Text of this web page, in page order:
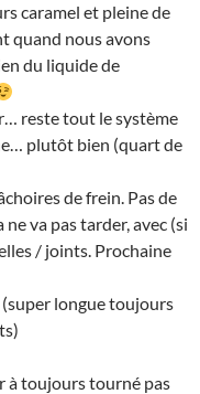
caramel et pleine de
quand nous avons
du liquide de
reste tout le système
plutôt bien (quart de
de frein. Pas de
va pas tarder, avec (si
/ joints. Prochaine
longue toujours
à toujours tourné pas